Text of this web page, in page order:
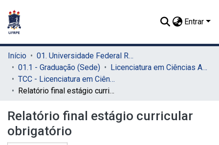
Entrar
Início
01. Universidade Federal Rural de Pernambuco - UFRPE (Sede)
01.1 - Graduação (Sede)
Licenciatura em Ciências Agrícolas (Sede)
TCC - Licenciatura em Ciências Agrícolas (Sede)
Relatório final estágio curricular obrigatório
Relatório final estágio curricular
obrigatório